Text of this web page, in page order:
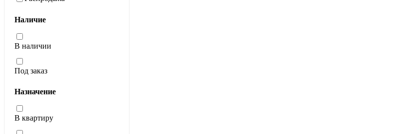
Наличие
В наличии
Под заказ
Назначение
В квартиру